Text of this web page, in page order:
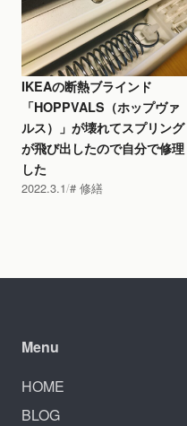
IKEAの断熱ブラインド
「HOPPVALS（ホップヴァ
ルス）」が壊れてスプリング
が飛び出したので自分で修理
した
2022.3.1 修繕
Menu
HOME
BLOG